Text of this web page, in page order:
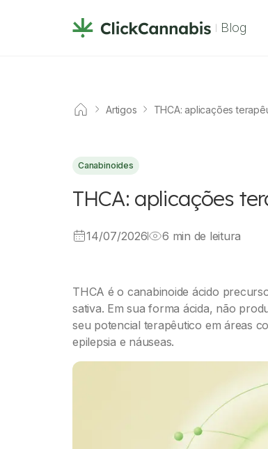
Blog
Artigos THCA: aplicações
Canabinoides
THCA: aplicações
14/07/2026 6 min de leitura
THCA é o canabinoide ácido
sativa. Em sua forma ácida, não
seu potencial terapêutico em áreas
epilepsia e náuseas.